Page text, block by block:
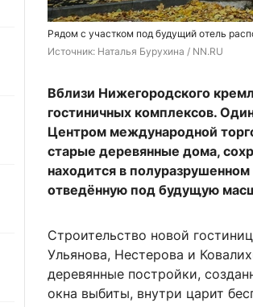
Рядом с участком под будущий отель
Источник: Наталья Бурухина / NN.RU
Вблизи Нижегородского
гостиничных комплексов.
Центром международной
старые деревянные дома,
находится в
отведённую под будущую
Строительство новой
Ульянова, Нестерова и
деревянные постройки,
окна выбиты, внутри царит